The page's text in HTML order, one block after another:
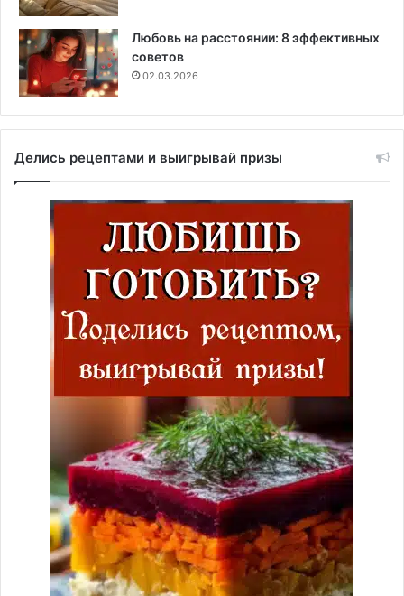
Любовь на расстоянии: 8 эффективных
советов
02.03.2026
Делись рецептами и выигрывай призы